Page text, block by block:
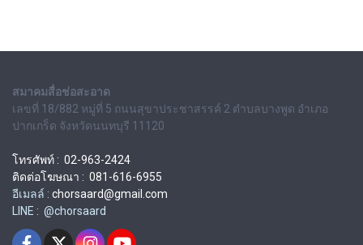
สมาคมสื่อช่อสะอาด
เลขที่ 18/882 หมู่ที่ 5 ถนนสุขาประชาสรรค์ 2 ตำบลบางพูด อำเภอ
ปากเกร็ด จังหวัดนนทบุรี 11120
โทรศัพท์ : 02-963-2424
ติดต่อโฆษณา : 081-616-6955
อีเมลล์ : chorsaard@gmail.com
LINE : @chorsaard